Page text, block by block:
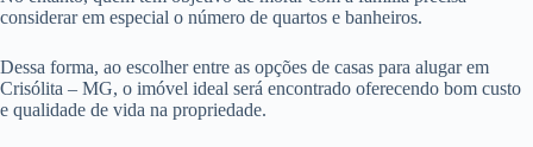
considerar em especial o número de quartos e banheiros.
Dessa forma, ao escolher entre as opções de casas para alugar em
Crisólita – MG, o imóvel ideal será encontrado oferecendo bom custo
e qualidade de vida na propriedade.